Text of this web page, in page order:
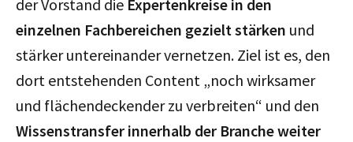
der Vorstand die Expertenkreise in den
einzelnen Fachbereichen gezielt stärken und
stärker untereinander vernetzen. Ziel ist es, den
dort entstehenden Content „noch wirksamer
und flächendeckender zu verbreiten“ und den
Wissenstransfer innerhalb der Branche weiter